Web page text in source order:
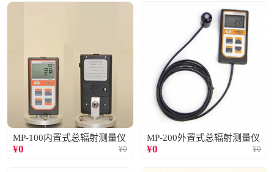
MP-100内置式总辐射测量仪
¥0 ¥0
MP-200外置式总辐射测量仪
¥0 ¥0